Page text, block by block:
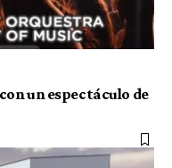
un espectáculo de